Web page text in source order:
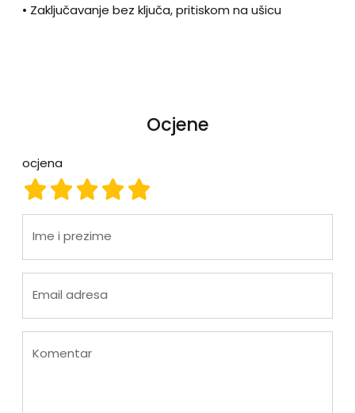
• Zaključavanje bez ključa, pritiskom na ušicu
Ocjene
ocjena
ocjena 5
ocjena 4
ocjena 3
ocjena 2
ocjena 1
Ime i prezime
Email adresa
Komentar